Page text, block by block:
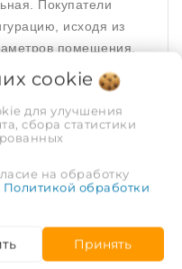
Покупатели
исходя из
помещения,
сушки белья и
cookie
для улучшения
сбора статистики
на обработку
Политикой обработки
Принять